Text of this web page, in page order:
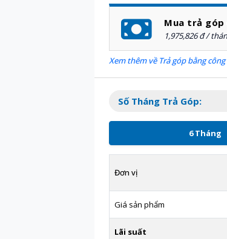
Mua trả góp
1,975,826 đ /
Xem thêm về Trả góp bằng
Số Tháng Trả Góp:
6 Tháng
Đơn vị
Giá sản phẩm
Lãi suất